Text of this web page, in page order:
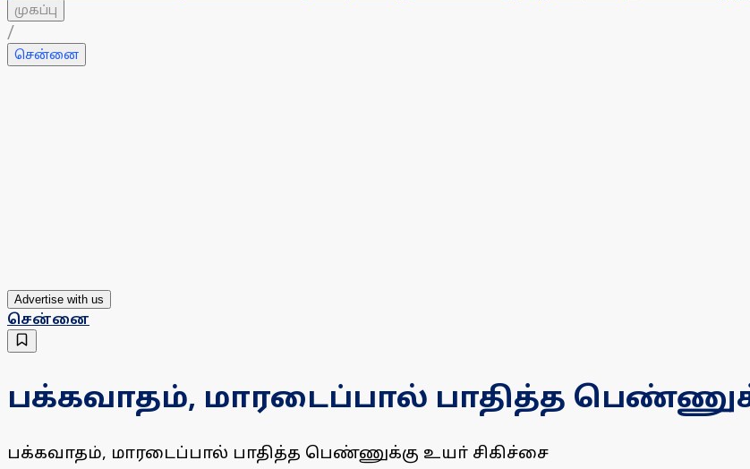
முகப்பு
/
சென்னை
Advertise with us
சென்னை
பக்கவாதம், மாரடைப்பால் பாதித்த
பக்கவாதம், மாரடைப்பால் பாதித்த பெண்ணுக்கு உயா் சிகிச்சை